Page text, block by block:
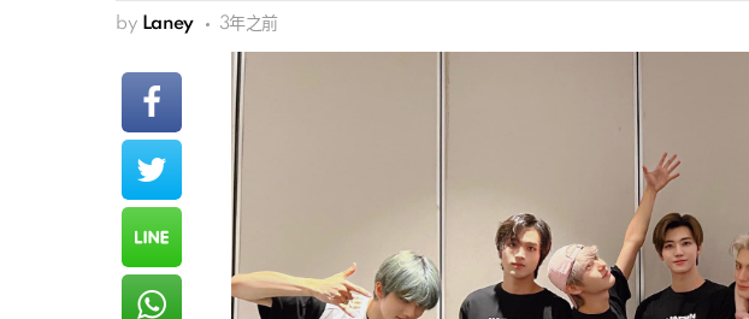
by Laney 3年之前